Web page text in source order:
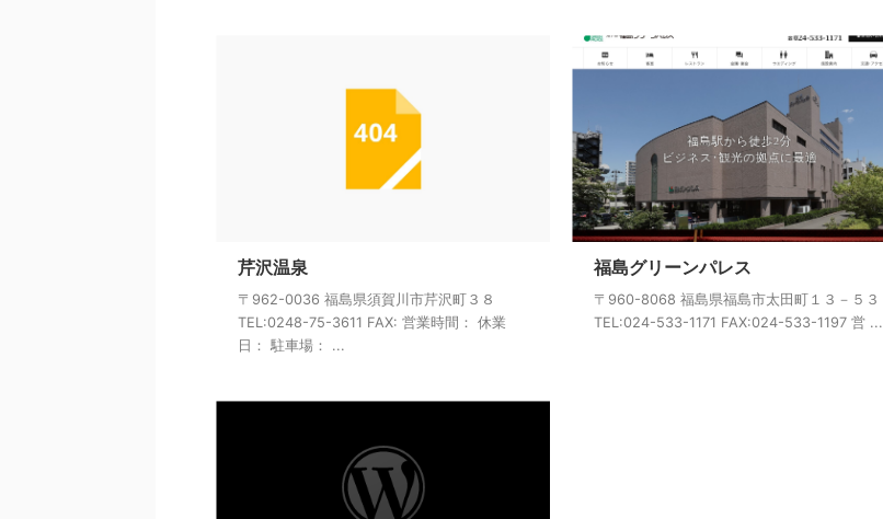
芹沢温泉
〒962-0036 福島県須賀川市芹沢町３８
TEL:0248-75-3611 FAX: 営業時間： 休業
日： 駐車場： ...
福島グリーンパレス
〒960-8068 福島県福島市太田町１３－５３
TEL:024-533-1171 FAX:024-533-1197 営 ...